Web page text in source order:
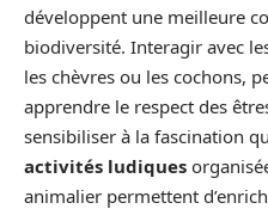
développent une meilleure
biodiversité. Interagir avec
les chèvres ou les cochons,
apprendre le respect des
sensibiliser à la fascination
activités ludiques
animalier permettent